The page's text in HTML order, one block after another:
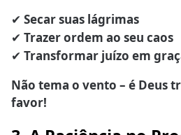
✔ Secar suas lágrimas
✔ Trazer ordem ao seu caos
✔ Transformar juízo em
Não tema o vento – é Deus
favor!